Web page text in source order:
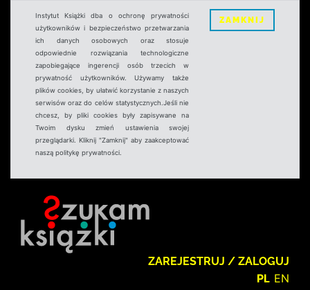
Instytut Książki dba o ochronę prywatności
użytkowników i bezpieczeństwo przetwarzania
ich danych osobowych oraz stosuje
odpowiednie rozwiązania technologiczne
zapobiegające ingerencji osób trzecich w
prywatność użytkowników. Używamy także
plików cookies, by ułatwić korzystanie z naszych
serwisów oraz do celów statystycznych.Jeśli nie
chcesz, by pliki cookies były zapisywane na
Twoim dysku zmień ustawienia swojej
przeglądarki. Kliknij "Zamknij" aby zaakceptować
naszą politykę prywatności.
ZAMKNIJ
ZAREJESTRUJ / ZALOGUJ
PL EN